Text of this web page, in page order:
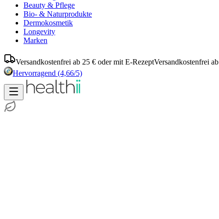
Beauty & Pflege
Bio- & Naturprodukte
Dermokosmetik
Longevity
Marken
Versandkostenfrei ab 25 € oder mit E-RezeptVersandkostenfrei
Hervorragend (4,66/5)